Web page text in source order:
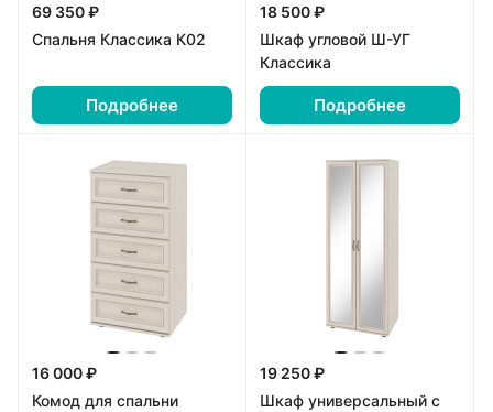
69 350 ₽
Спальня Классика К02
Подробнее
18 500 ₽
Шкаф угловой Ш-УГ
Классика
Подробнее
16 000 ₽
Комод для спальни
19 250 ₽
Шкаф универсальный с